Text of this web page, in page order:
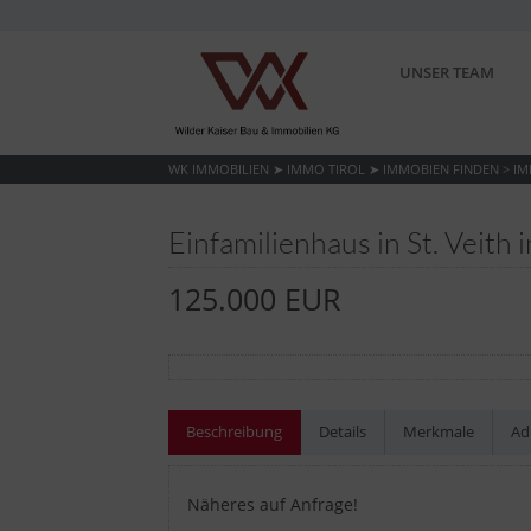
UNSER TEAM
WK IMMOBILIEN ➤ IMMO TIROL ➤ IMMOBIEN FINDEN >
Einfamilienhaus in St.
125.000 EUR
Beschreibung Details Merkmale
Näheres auf Anfrage!